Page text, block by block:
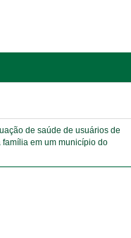
de saúde de usuários de
em um município do